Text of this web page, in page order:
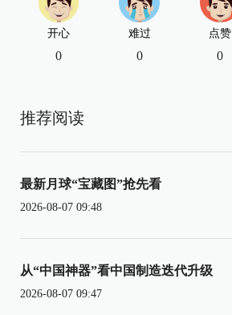
开心
0
难过
0
点赞
0
推荐阅读
最新月球“宝藏图”抢先看
2026-08-07 09:48
从“中国神器”看中国制造迭代升级
2026-08-07 09:47